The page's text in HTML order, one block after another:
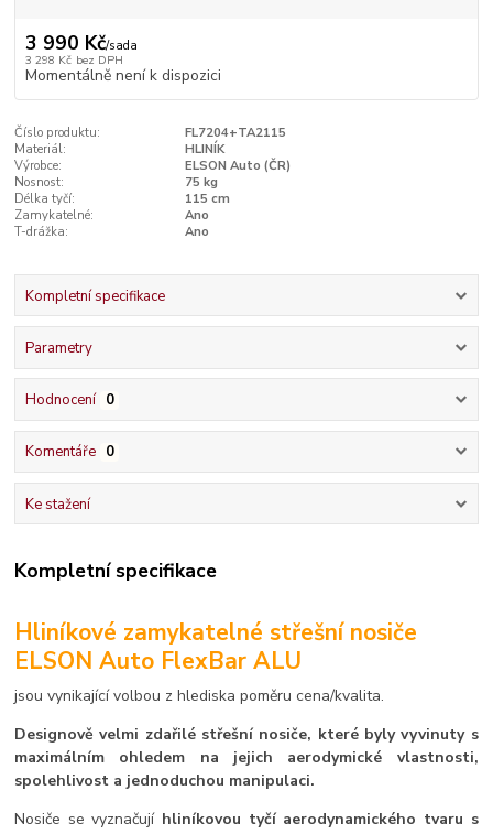
3 990 Kč/sada
3 298 Kč bez DPH
Momentálně není k dispozici
Číslo produktu:
FL7204+TA2115
Materiál:
HLINÍK
Výrobce:
ELSON Auto (ČR)
Nosnost:
75 kg
Délka tyčí:
115 cm
Zamykatelné:
Ano
T-drážka:
Ano
Kompletní specifikace
Parametry
Hodnocení 0
Komentáře 0
Ke stažení
Kompletní specifikace
Hliníkové zamykatelné střešní nosiče
ELSON Auto FlexBar ALU
jsou vynikající volbou z hlediska poměru cena/kvalita.
Designově velmi zdařilé střešní nosiče, které byly vyvinuty s
maximálním ohledem na jejich aerodymické vlastnosti,
spolehlivost a jednoduchou manipulaci.
Nosiče se vyznačují hliníkovou tyčí aerodynamického tvaru s